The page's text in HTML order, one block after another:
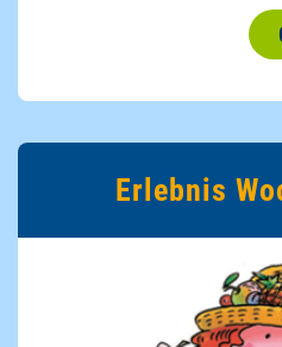
Erlebnis